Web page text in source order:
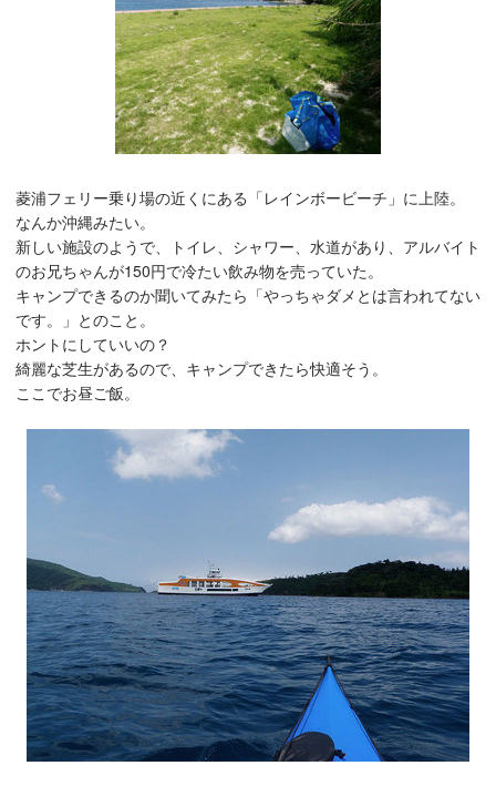
菱浦フェリー乗り場の近くにある「レインボービーチ」に上陸。
なんか沖縄みたい。
新しい施設のようで、トイレ、シャワー、水道があり、アルバイト
のお兄ちゃんが150円で冷たい飲み物を売っていた。
キャンプできるのか聞いてみたら「やっちゃダメとは言われてない
です。」とのこと。
ホントにしていいの？
綺麗な芝生があるので、キャンプできたら快適そう。
ここでお昼ご飯。